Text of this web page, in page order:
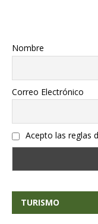
Nombre
Correo Electrónico
Acepto las reglas
TURISMO